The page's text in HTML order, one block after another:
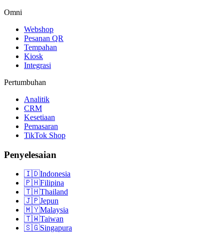
Omni
Webshop
Pesanan QR
Tempahan
Kiosk
Integrasi
Pertumbuhan
Analitik
CRM
Kesetiaan
Pemasaran
TikTok Shop
Penyelesaian
🇮🇩Indonesia
🇵🇭Filipina
🇹🇭Thailand
🇯🇵Jepun
🇲🇾Malaysia
🇹🇼Taiwan
🇸🇬Singapura